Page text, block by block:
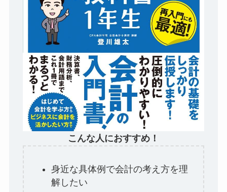
こんな人におすすめ！
身近な具体例で会計の考え方を理
解したい